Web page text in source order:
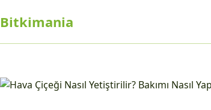
Bitkimania